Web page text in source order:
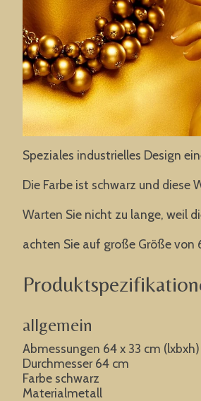
Speziales industrielles Design
Die Farbe ist schwarz und diese
Warten Sie nicht zu lange, weil
achten Sie auf große Größe von
allgemein
Abmessungen 64 x 33 cm (lxbxh)
Durchmesser 64 cm
Farbe schwarz
Materialmetall